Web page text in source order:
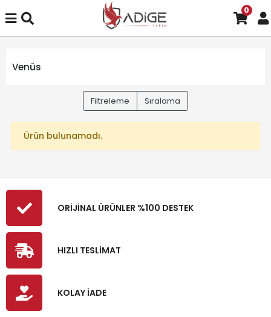
0
Venüs
Filtreleme Sıralama
Ürün bulunamadı.
ORİJİNAL ÜRÜNLER %100 DESTEK
HIZLI TESLİMAT
KOLAY İADE